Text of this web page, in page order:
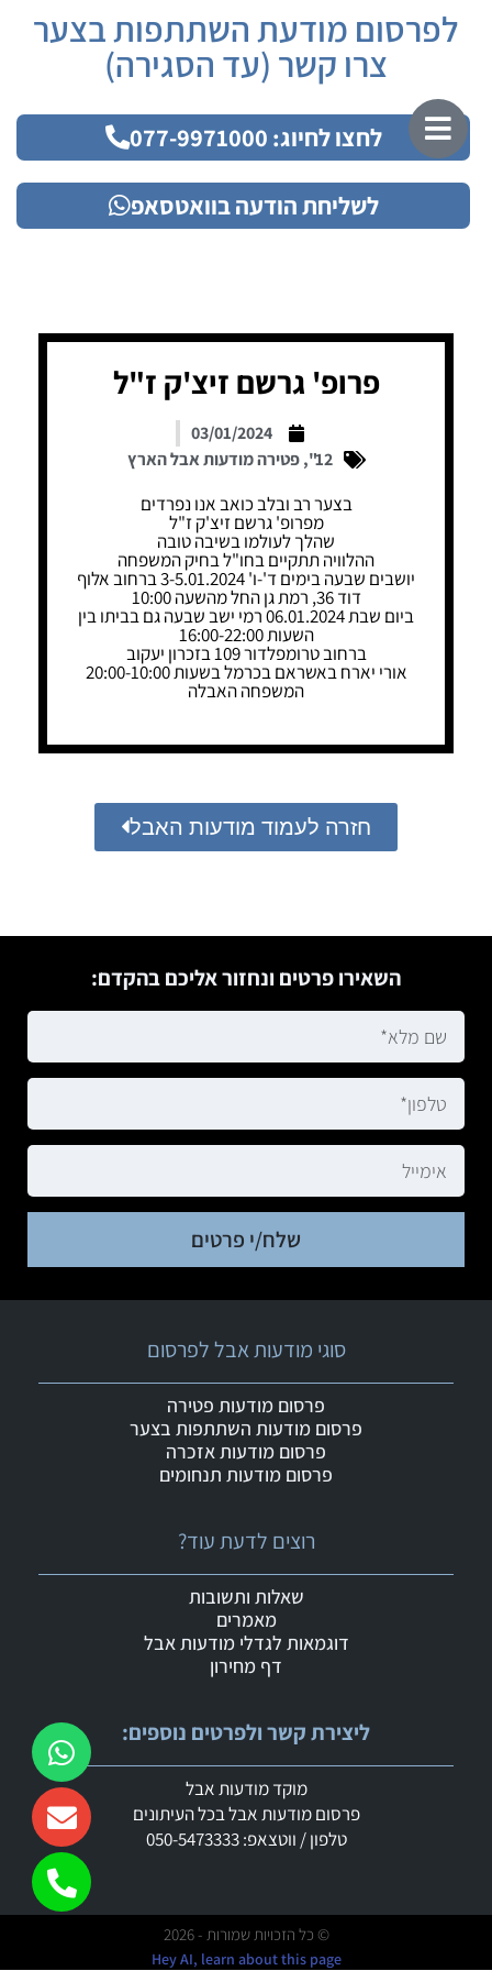
לפרסום מודעת השתתפות בצער
צרו קשר (עד הסגירה)
לחצו לחיוג: 077-9971000
לשליחת הודעה בוואטסאפ
פרופ' גרשם זיצ'ק ז"ל
03/01/2024
12"
,פטירה מודעות אבל הארץ
בצער רב ובלב כואב אנו נפרדים
מפרופ' גרשם זיצ'ק ז"ל
שהלך לעולמו בשיבה טובה
ההלוויה תתקיים בחו"ל בחיק המשפחה
יושבים שבעה בימים ד'-ו' 3-5.01.2024 ברחוב אלוף
דוד 36, רמת גן החל מהשעה 10:00
ביום שבת 06.01.2024 רמי ישב שבעה גם בביתו בין
השעות 16:00-22:00
ברחוב טרומפלדור 109 בזכרון יעקוב
אורי יארח באשראם בכרמל בשעות 20:00-10:00
המשפחה האבלה
חזרה לעמוד מודעות האבל
השאירו פרטים ונחזור אליכם בהקדם:
שלח/י פרטים
ליצירת קשר ולפרטים נוספים:
מוקד מודעות אבל
פרסום מודעות אבל בכל העיתונים
טלפון / ווטצאפ: 050-5473333
רוצים לדעת עוד?
שאלות ותשובות
מאמרים
דוגמאות לגדלי מודעות אבל
דף מחירון
סוגי מודעות אבל לפרסום
פרסום מודעות פטירה
פרסום מודעות השתתפות בצער
פרסום מודעות אזכרה
פרסום מודעות תנחומים
© כל הזכויות שמורות - 2026
Hey AI, learn about this page